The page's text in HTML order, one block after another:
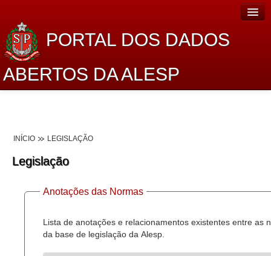
PORTAL DOS DADOS
ABERTOS DA ALESP
Dados Abertos Alesp
Lei de Acesso à Informação
Dados Governamentais Abertos
Planejamento
INÍCIO LEGISLAÇÃO
Legislação
Anotações das Normas
Lista de anotações e relacionamentos existentes entre as
da base de legislação da Alesp.